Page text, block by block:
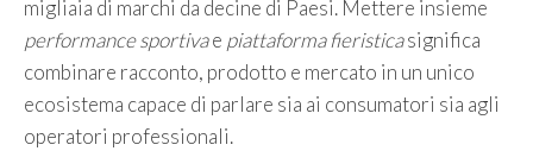
migliaia di marchi da decine di Paesi. Mettere insieme
performance sportivae piattaforma fieristicasignifica
combinare racconto, prodotto e mercato in un unico
ecosistema capace di parlare sia ai consumatori sia agli
operatori professionali.